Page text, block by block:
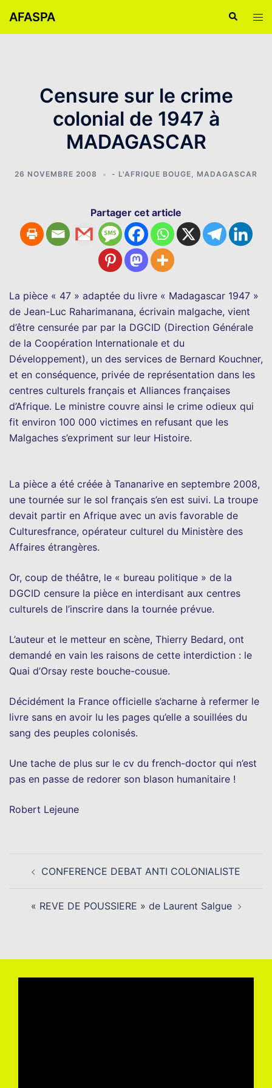
auAFASPA
le
Censure sur le crime
colonial de 1947 à
MADAGASCAR
26 NOVEMBRE 2008 - L'AFRIQUE BOUGE, MADAGASCAR
Partager cet article
La pièce « 47 » adaptée du livre « Madagascar 1947 »
de Jean-Luc Raharimanana, écrivain malgache, vient
d’être censurée par par la DGCID (Direction Générale
de la Coopération Internationale et du
Développement), un des services de Bernard Kouchner,
et en conséquence, privée de représentation dans les
centres culturels français et Alliances françaises
d’Afrique. Le ministre couvre ainsi le crime odieux qui
fit environ 100 000 victimes en refusant que les
Malgaches s’expriment sur leur Histoire.
La pièce a été créée à Tananarive en septembre 2008,
une tournée sur le sol français s’en est suivi. La troupe
devait partir en Afrique avec un avis favorable de
Culturesfrance, opérateur culturel du Ministère des
Affaires étrangères.
Or, coup de théâtre, le « bureau politique » de la
DGCID censure la pièce en interdisant aux centres
culturels de l’inscrire dans la tournée prévue.
L’auteur et le metteur en scène, Thierry Bedard, ont
demandé en vain les raisons de cette interdiction : le
Quai d’Orsay reste bouche-cousue.
Décidément la France officielle s’acharne à refermer le
livre sans en avoir lu les pages qu’elle a souillées du
sang des peuples colonisés.
Une tache de plus sur le cv du french-doctor qui n’est
pas en passe de redorer son blason humanitaire !
Robert Lejeune
d’articleCONFERENCE DEBAT ANTI COLONIALISTE
« REVE DE POUSSIERE » de Laurent Salgue